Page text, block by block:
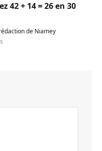
42 + 14 = 26 en 30
de Niamey